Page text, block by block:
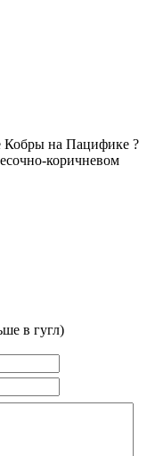
Кобры на Пацифике ?
коричневом
в гугл)